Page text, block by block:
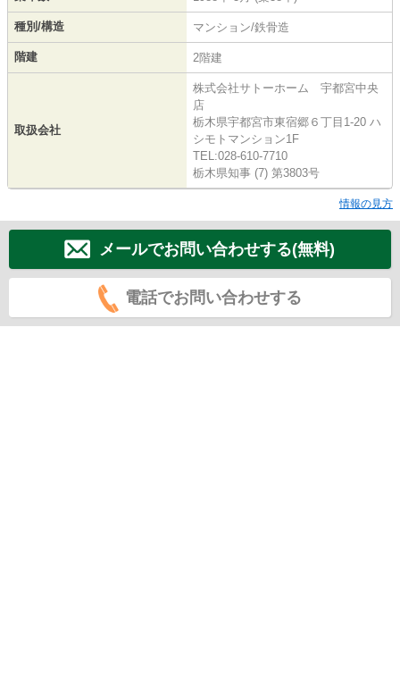
種別/構造 マンション/鉄骨造
階建 2階建
取扱会社
株式会社サトーホーム 宇都宮中央
店
栃木県宇都宮市東宿郷６丁目1-20 ハ
シモトマンション1F
TEL:028-610-7710
栃木県知事 (7) 第3803号
情報の見方
メールでお問い合わせする(無料)
電話でお問い合わせする